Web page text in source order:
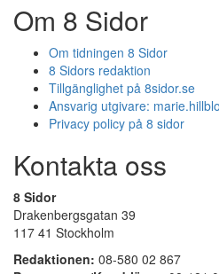
Om 8 Sidor
Om tidningen 8 Sidor
8 Sidors redaktion
Tillgänglighet på 8sidor.se
Ansvarig utgivare:
Privacy policy på 8 sidor
Kontakta oss
8 Sidor
Drakenbergsgatan 39
117 41 Stockholm
Redaktionen: 08-580 02 867